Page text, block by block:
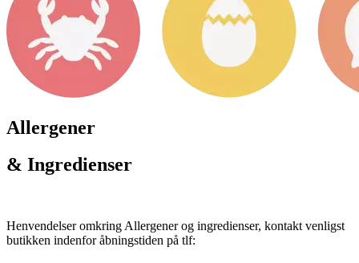
Allergener
& Ingredienser
Henvendelser omkring Allergener og ingredienser, kontakt venligst
butikken indenfor åbningstiden på tlf: